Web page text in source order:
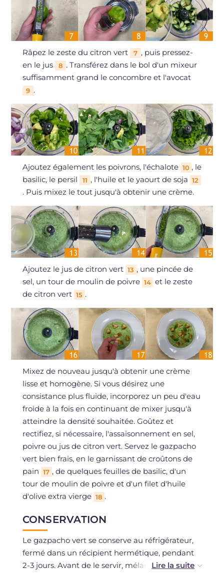
Râpez le zeste du citron vert 7 , puis pressez-
en le jus
8 . Transférez dans le bol d'un mixeur
suffisamment grand le concombre et l'avocat
9 .
Ajoutez également les poivrons, l'échalote 10 , le
basilic, le persil
11 , l'huile et le yaourt de soja 12
. Puis mixez le tout jusqu'à obtenir une crème.
Ajoutez le jus de citron vert 13 , une pincée de
sel, un tour de moulin de poivre 14 et le zeste
de citron vert 15 .
Mixez de nouveau jusqu'à obtenir une crème
lisse et homogène. Si vous désirez une
consistance plus fluide, incorporez un peu d'eau
froide à la fois en continuant de mixer jusqu'à
atteindre la densité souhaitée. Goûtez et
rectifiez, si nécessaire, l'assaisonnement en sel,
poivre ou jus de citron vert. Servez le gazpacho
vert bien frais, en le garnissant de croûtons de
pain 17 , de quelques feuilles de basilic, d'un
tour de moulin de poivre et d'un filet d'huile
d'olive extra vierge 18 .
CONSERVATION
Le gazpacho vert se conserve au réfrigérateur,
fermé dans un récipient hermétique, pendant
2-3 jours. Avant de le servir, mélangez-le bien,